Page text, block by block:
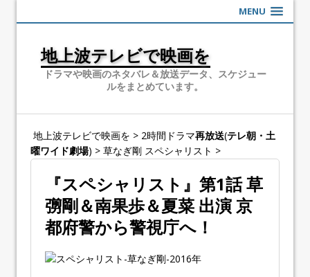
MENU
地上波テレビで映画を
ドラマや映画のネタバレ＆放送データ、スケジュー
ルをまとめています。
地上波テレビで映画を > 2時間ドラマ再放送(テレ朝・土
曜ワイド劇場) > 草なぎ剛 スペシャリスト >
『スペシャリスト』第1話 草
彅剛＆南果歩＆夏菜 出演 京
都府警から警視庁へ！